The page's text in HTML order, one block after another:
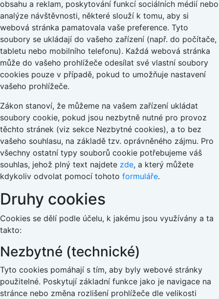
obsahu a reklam, poskytování funkcí sociálních médií nebo
analýze návštěvnosti, některé slouží k tomu, aby si
webová stránka pamatovala vaše preference. Tyto
soubory se ukládají do vašeho zařízení (např. do počítače,
tabletu nebo mobilního telefonu). Každá webová stránka
může do vašeho prohlížeče odesílat své vlastní soubory
cookies pouze v případě, pokud to umožňuje nastavení
vašeho prohlížeče.
Zákon stanoví, že můžeme na vašem zařízení ukládat
soubory cookie, pokud jsou nezbytně nutné pro provoz
těchto stránek (viz sekce Nezbytné cookies), a to bez
vašeho souhlasu, na základě tzv. oprávněného zájmu. Pro
všechny ostatní typy souborů cookie potřebujeme váš
souhlas, jehož plný text najdete zde, a který můžete
kdykoliv odvolat pomocí tohoto formuláře.
Druhy cookies
Cookies se dělí podle účelu, k jakému jsou využívány a ta
takto:
Nezbytné (technické)
Tyto cookies pomáhají s tím, aby byly webové stránky
použitelné. Poskytují základní funkce jako je navigace na
stránce nebo změna rozlišení prohlížeče dle velikosti